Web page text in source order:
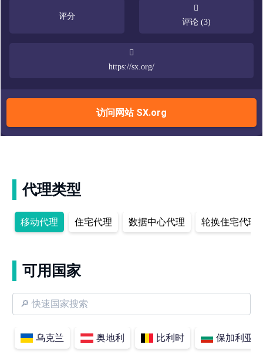
评分
评论 (3)
https://sx.org/
访问网站 SX.org
代理类型
移动代理 住宅代理 数据中心代理 轮换住宅代理
可用国家
乌克兰 奥地利 比利时 保加利亚